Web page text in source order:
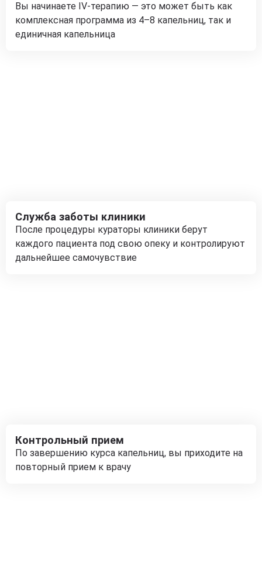
Вы начинаете IV-терапию — это может быть как
комплексная программа из 4–8 капельниц, так и
единичная капельница
Служба заботы клиники
После процедуры кураторы клиники берут
каждого пациента под свою опеку и контролируют
дальнейшее самочувствие
Контрольный прием
По завершению курса капельниц, вы приходите на
повторный прием к врачу